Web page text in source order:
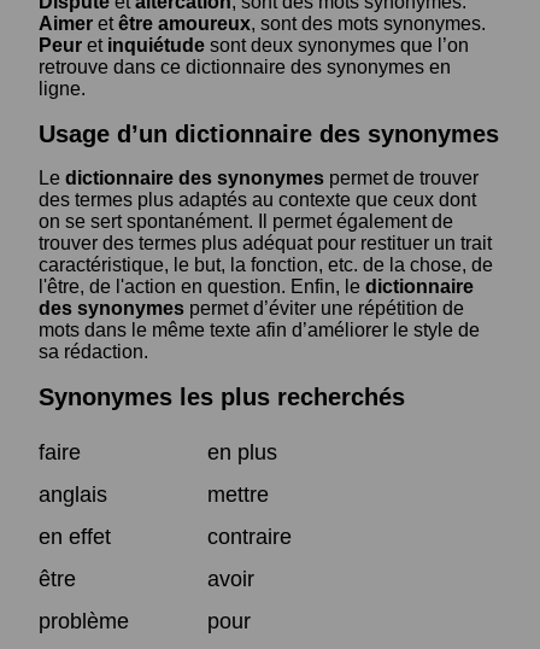
Aimer etêtre amoureux, sont des mots synonymes.
Peur et inquiétude sont deux synonymes que l’on
retrouve dans ce dictionnaire des synonymes en
ligne.
Usage d’un dictionnaire des synonymes
Le dictionnaire des synonymes permet de trouver
des termes plus adaptés au contexte que ceux dont
on se sert spontanément. Il permet également de
trouver des termes plus adéquat pour restituer un trait
caractéristique, le but, la fonction, etc. de la chose, de
l'être, de l'action en question. Enfin, le dictionnaire
des synonymes permet d’éviter une répétition de
mots dans le même texte afin d’améliorer le style de
sa rédaction.
Synonymes les plus recherchés
faire
en plus
anglais
mettre
en effet
contraire
être
avoir
problème
pour